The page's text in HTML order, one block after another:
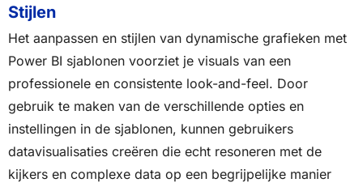
Stijlen
Het aanpassen en stijlen van dynamische grafieken met
Power BI sjablonen voorziet je visuals van een
professionele en consistente look-and-feel. Door
gebruik te maken van de verschillende opties en
instellingen in de sjablonen, kunnen gebruikers
datavisualisaties creëren die echt resoneren met de
kijkers en complexe data op een begrijpelijke manier